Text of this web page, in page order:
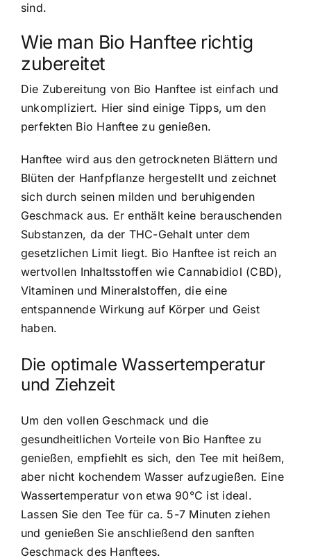
sind.
Wie man Bio Hanftee richtig
zubereitet
Die Zubereitung von Bio Hanftee ist einfach und
unkompliziert. Hier sind einige Tipps, um den
perfekten Bio Hanftee zu genießen.
Hanftee wird aus den getrockneten Blättern und
Blüten der Hanfpflanze hergestellt und zeichnet
sich durch seinen milden und beruhigenden
Geschmack aus. Er enthält keine berauschenden
Substanzen, da der THC-Gehalt unter dem
gesetzlichen Limit liegt. Bio Hanftee ist reich an
wertvollen Inhaltsstoffen wie Cannabidiol (CBD),
Vitaminen und Mineralstoffen, die eine
entspannende Wirkung auf Körper und Geist
haben.
Die optimale Wassertemperatur
und Ziehzeit
Um den vollen Geschmack und die
gesundheitlichen Vorteile von Bio Hanftee zu
genießen, empfiehlt es sich, den Tee mit heißem,
aber nicht kochendem Wasser aufzugießen. Eine
Wassertemperatur von etwa 90°C ist ideal.
Lassen Sie den Tee für ca. 5-7 Minuten ziehen
und genießen Sie anschließend den sanften
Geschmack des Hanftees.